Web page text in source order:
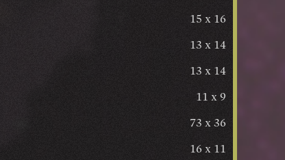
15 x 16
13 x 14
13 x 14
11 x 9
73 x 36
16 x 11